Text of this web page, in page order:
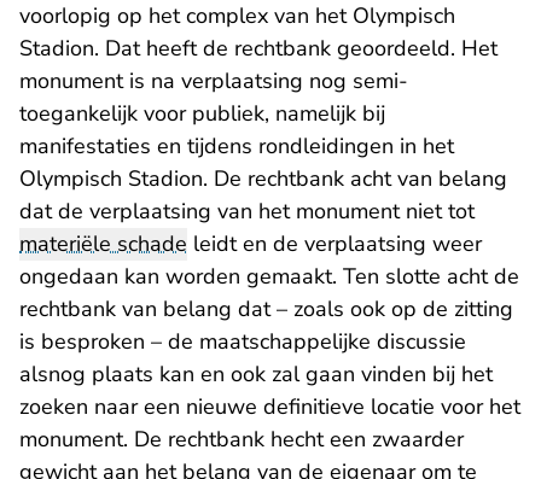
voorlopig op het complex van het Olympisch
Stadion. Dat heeft de rechtbank geoordeeld. Het
monument is na verplaatsing nog semi-
toegankelijk voor publiek, namelijk bij
manifestaties en tijdens rondleidingen in het
Olympisch Stadion. De rechtbank acht van belang
dat de verplaatsing van het monument niet tot
materiële schade leidt en de verplaatsing weer
ongedaan kan worden gemaakt. Ten slotte acht de
rechtbank van belang dat – zoals ook op de zitting
is besproken – de maatschappelijke discussie
alsnog plaats kan en ook zal gaan vinden bij het
zoeken naar een nieuwe definitieve locatie voor het
monument. De rechtbank hecht een zwaarder
gewicht aan het belang van de eigenaar om te